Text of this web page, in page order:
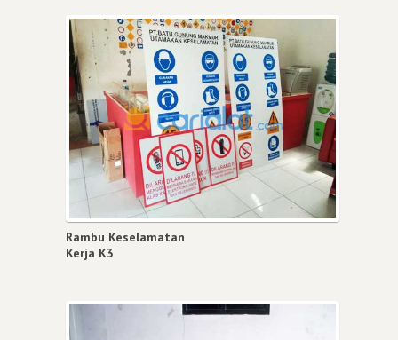
Rambu Keselamatan
Kerja K3